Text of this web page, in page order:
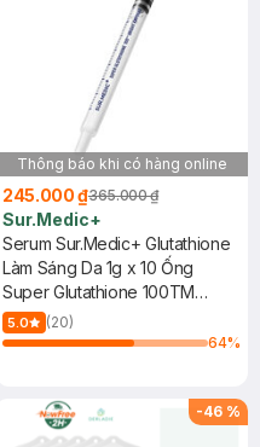
Thông báo khi có hàng online
245.000 ₫365.000 ₫
Sur.Medic+
Serum Sur.Medic+ Glutathione
Làm Sáng Da 1g x 10 Ống
Super Glutathione 100TM
Bright Ampoule
5.0
(20)
64%
-46 %